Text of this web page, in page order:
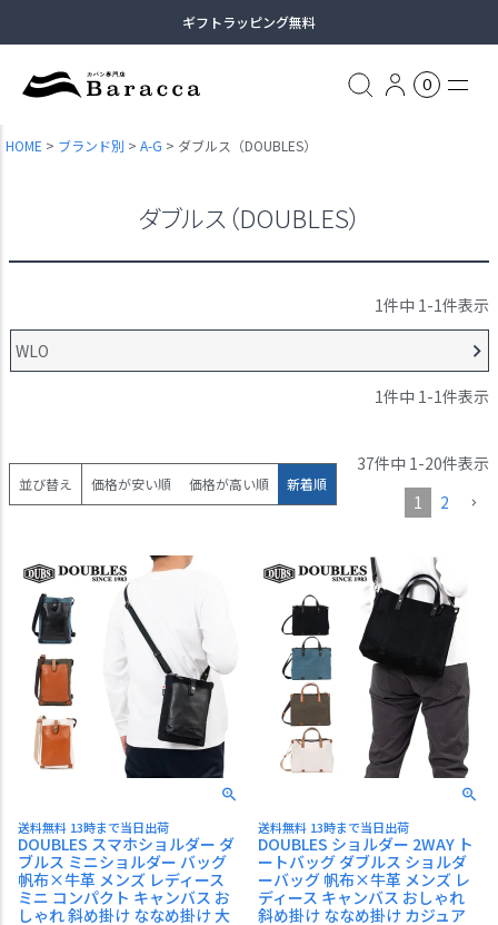
ギフトラッピング無料
全商品送料無料（沖縄・一部離島除く）
0
HOME ブランド別 A-G ダブルス（DOUBLES）
ダブルス（DOUBLES）
1件中 1-1件表示
WLO
1件中 1-1件表示
並び替え 価格が安い順 価格が高い順 新着順
37件中 1-20件表示
1
2
送料無料 13時まで当日出荷
DOUBLES スマホショルダー ダ
ブルス ミニショルダー バッグ
帆布×牛革 メンズ レディース
ミニ コンパクト キャンバス お
しゃれ 斜め掛け ななめ掛け 大
送料無料 13時まで当日出荷
DOUBLES ショルダー 2WAY ト
ートバッグ ダブルス ショルダ
ーバッグ 帆布×牛革 メンズ レ
ディース キャンバス おしゃれ
斜め掛け ななめ掛け カジュア